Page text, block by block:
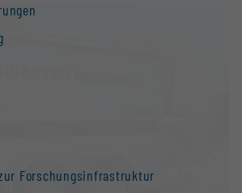
Forschungs­infrastruktur